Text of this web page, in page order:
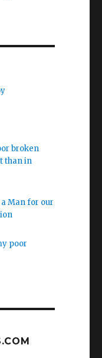
broken
than in
Man for our
poor